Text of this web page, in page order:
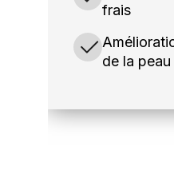
frais
de la peau